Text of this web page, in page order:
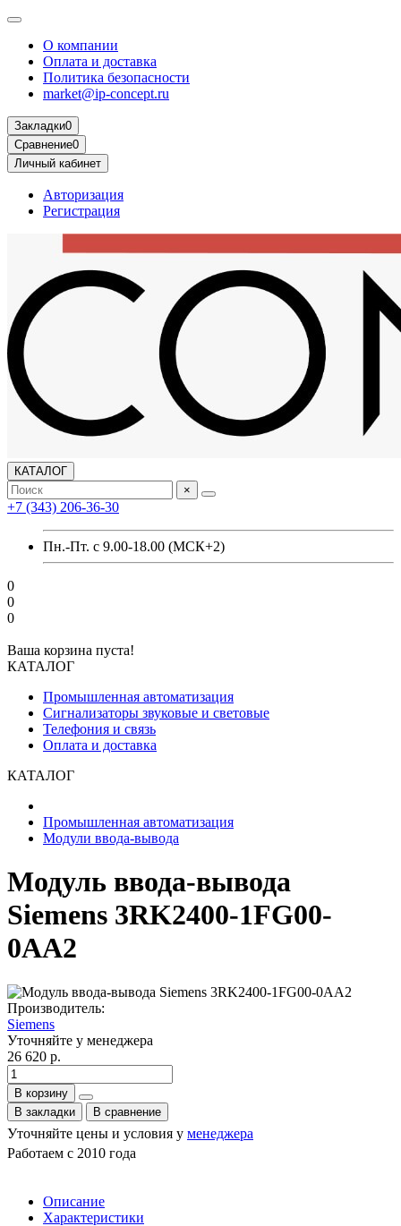
О компании
Оплата и доставка
Политика безопасности
market@ip-concept.ru
Закладки0
Сравнение0
Личный кабинет
Авторизация
Регистрация
КАТАЛОГ
×
+7 (343) 206-36-30
Пн.-Пт. с 9.00-18.00 (МСК+2)
0
0
0
Ваша корзина пуста!
КАТАЛОГ
Промышленная автоматизация
Сигнализаторы звуковые и световые
Телефония и связь
Оплата и доставка
КАТАЛОГ
Промышленная автоматизация
Модули ввода-вывода
Модуль ввода-вывода
Siemens 3RK2400-1FG00-
0AA2
Производитель:
Siemens
Уточняйте у менеджера
26 620 р.
В корзину
В закладки
В сравнение
Уточняйте цены и условия у менеджера
Работаем с 2010 года
Описание
Характеристики